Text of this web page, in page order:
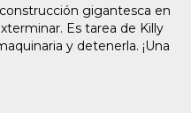
gigantesca en
Es tarea de Killy
y detenerla. ¡Una